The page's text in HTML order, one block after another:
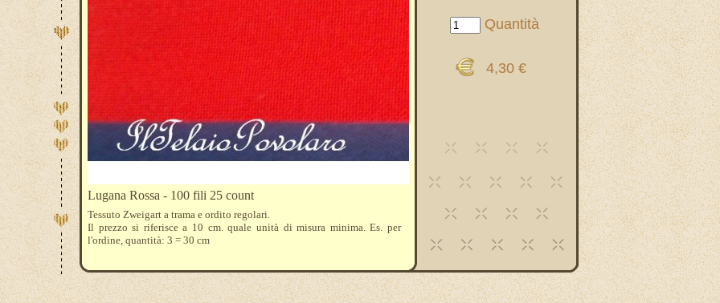
Quantità
4,30 €
Lugana Rossa - 100 fili 25 count
Tessuto Zweigart a trama e ordito regolari.
Il prezzo si riferisce a 10 cm. quale unità di misura minima. Es. per
l'ordine, quantità: 3 = 30 cm